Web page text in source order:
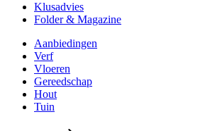
Klusadvies
Folder & Magazine
Aanbiedingen
Verf
Vloeren
Gereedschap
Hout
Tuin